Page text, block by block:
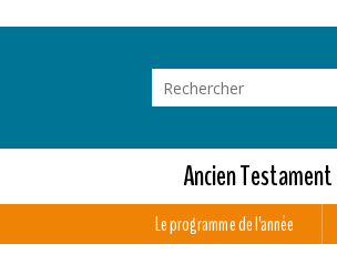
Ancien Testament
Le programme de l'année